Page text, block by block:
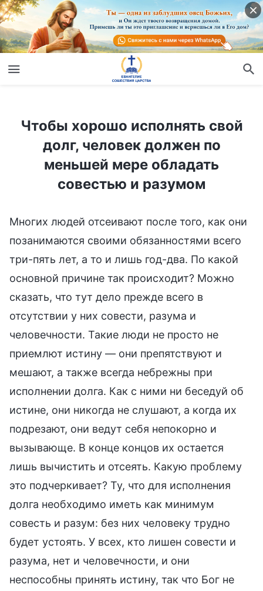
Чтобы хорошо исполнять свой
долг, человек должен по
меньшей мере обладать
совестью и разумом
Многих людей отсеивают после того, как они
позанимаются своими обязанностями всего
три-пять лет, а то и лишь год-два. По какой
основной причине так происходит? Можно
сказать, что тут дело прежде всего в
отсутствии у них совести, разума и
человечности. Такие люди не просто не
приемлют истину — они препятствуют и
мешают, а также всегда небрежны при
исполнении долга. Как с ними ни беседуй об
истине, они никогда не слушают, а когда их
подрезают, они ведут себя непокорно и
вызывающе. В конце концов их остается
лишь вычистить и отсеять. Какую проблему
это подчеркивает? Ту, что для исполнения
долга необходимо иметь как минимум
совесть и разум: без них человеку трудно
будет устоять. У всех, кто лишен совести и
разума, нет и человечности, и они
неспособны принять истину, так что Бог не